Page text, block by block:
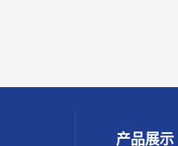
产品展示